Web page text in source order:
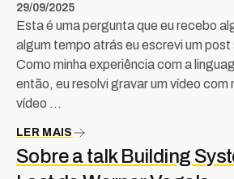
29/09/2025
Esta é uma pergunta que eu recebo
algum tempo atrás eu escrevi um post
Como minha experiência com a
então, eu resolvi gravar um vídeo com
vídeo …
LER MAIS
Sobre a talk Building